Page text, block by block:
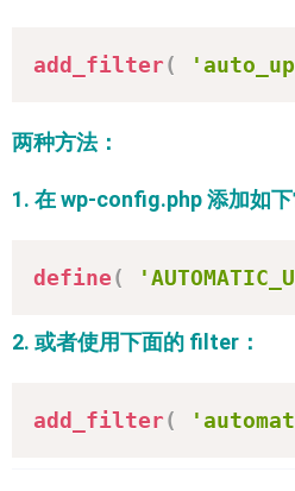
add_filter(
两种方法：
1. 在 wp-config.php 添加如下
define(
2. 或者使用下面的 filter：
add_filter(